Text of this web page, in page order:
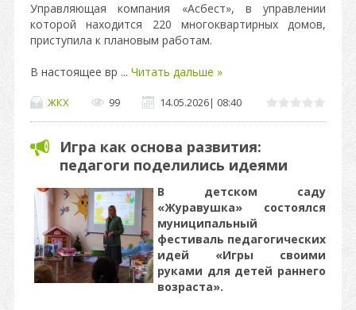
Управляющая компания «Асбест», в управлении
которой находится 220 многоквартирных домов,
приступила к плановым работам.
В настоящее вр ... Читать дальше »
ЖКХ 99 14.05.2026| 08:40
Игра как основа развития:
педагоги поделились идеями
В детском саду
«Журавушка» состоялся
муниципальный
фестиваль педагогических
идей «Игры своими
руками для детей раннего
возраста».